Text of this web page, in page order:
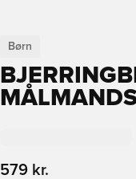
Børn
579 kr.